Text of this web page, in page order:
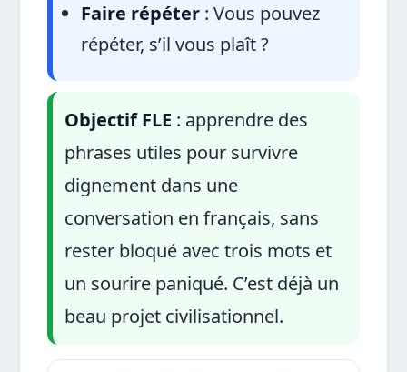
Faire répéter : Vous pouvez
répéter, s’il vous plaît ?
Objectif FLE : apprendre des
phrases utiles pour survivre
dignement dans une
conversation en français, sans
rester bloqué avec trois mots et
un sourire paniqué. C’est déjà un
beau projet civilisationnel.